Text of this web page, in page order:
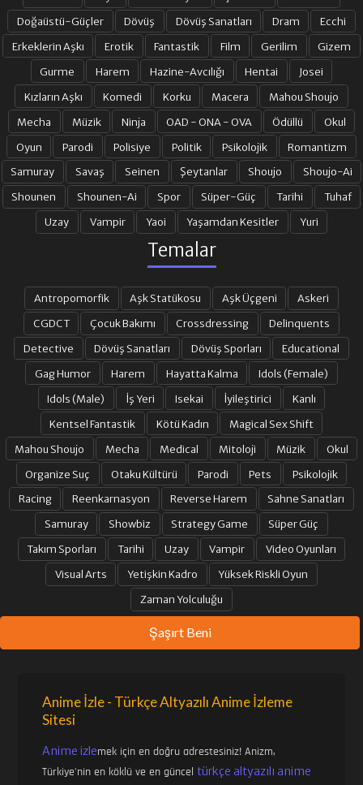
21. BÖLÜM 22. BÖLÜM
23. BÖLÜM 24. BÖLÜM FINAL
Doğaüstü-Güçler
Dövüş Dövüş Sanatları Dram
Ecchi
Erkeklerin Aşkı
Erotik Fantastik Film Gerilim
Gizem
Gurme
Harem Hazine-Avcılığı Hentai
Josei
Kızların Aşkı
Komedi Korku Macera
Mahou Shoujo
Mecha
Müzik Ninja OAD - ONA - OVA Ödüllü
Okul
Oyun
Parodi Polisiye Politik Psikolojik
Romantizm
Samuray
Savaş Seinen Şeytanlar Shoujo
Shoujo-Ai
Shounen
Shounen-Ai Spor Süper-Güç Tarihi
Tuhaf
Uzay
Vampir Yaoi Yaşamdan Kesitler Yuri
Temalar
Antropomorfik Aşk Statükosu Aşk Üçgeni
Askeri
CGDCT
Çocuk Bakımı Crossdressing
Delinquents
Detective
Dövüş Sanatları Dövüş Sporları
Educational
Gag Humor
Harem Hayatta Kalma
Idols (Female)
Idols (Male)
İş Yeri Isekai İyileştirici
Kanlı
Kentsel Fantastik
Kötü Kadın
Magical Sex Shift
Mahou Shoujo
Mecha Medical Mitoloji Müzik
Okul
Organize Suç
Otaku Kültürü Parodi Pets
Psikolojik
Racing
Reenkarnasyon Reverse Harem
Sahne Sanatları
Samuray
Showbiz Strategy Game
Süper Güç
Takım Sporları
Tarihi Uzay Vampir
Video Oyunları
Visual Arts
Yetişkin Kadro
Yüksek Riskli Oyun
Zaman Yolculuğu
Şaşırt Beni
Anime İzle - Türkçe Altyazılı Anime İzleme
Sitesi
Anime izlemek için en doğru adrestesiniz! Anizm,
Türkiye'nin en köklü ve en günceltürkçe altyazılı anime